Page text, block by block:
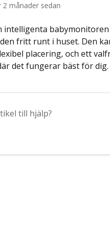
2 månader sedan
intelligenta
fritt runt i huset. Den
placering, och ett
det fungerar bäst för dig.
till hjälp?